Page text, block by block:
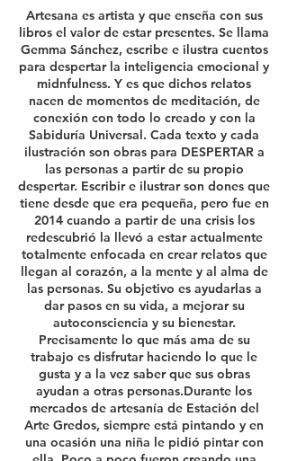
Artesana es artista y que enseña con sus
libros el valor de estar presentes. Se llama
Gemma Sánchez, escribe e ilustra cuentos
para despertar la inteligencia emocional y
midnfulness. Y es que dichos relatos
nacen de momentos de meditación, de
conexión con todo lo creado y con la
Sabiduría Universal. Cada texto y cada
ilustración son obras para DESPERTAR a
las personas a partir de su propio
despertar. Escribir e ilustrar son dones que
tiene desde que era pequeña, pero fue en
2014 cuando a partir de una crisis los
redescubrió la llevó a estar actualmente
totalmente enfocada en crear relatos que
llegan al corazón, a la mente y al alma de
las personas. Su objetivo es ayudarlas a
dar pasos en su vida, a mejorar su
autoconsciencia y su bienestar.
Precisamente lo que más ama de su
trabajo es disfrutar haciendo lo que le
gusta y a la vez saber que sus obras
ayudan a otras personas.Durante los
mercados de artesanía de Estación del
Arte Gredos, siempre está pintando y en
una ocasión una niña le pidió pintar con